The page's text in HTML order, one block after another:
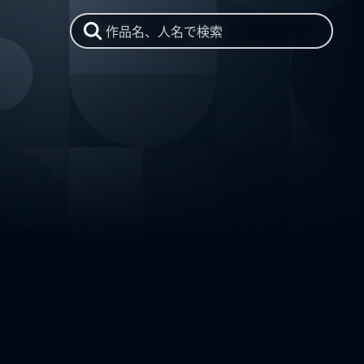
作品名、人名で検索